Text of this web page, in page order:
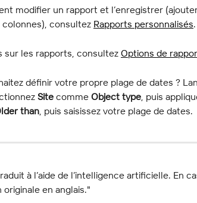
modifier un rapport et l’enregistrer
consultez Rapports personnalisés.
sur les rapports, consultez Options de
définir votre propre plage de dates ?
Site comme Object type , puis
than , puis saisissez votre plage de dates.
à l’aide de l’intelligence artificielle. En
en anglais."